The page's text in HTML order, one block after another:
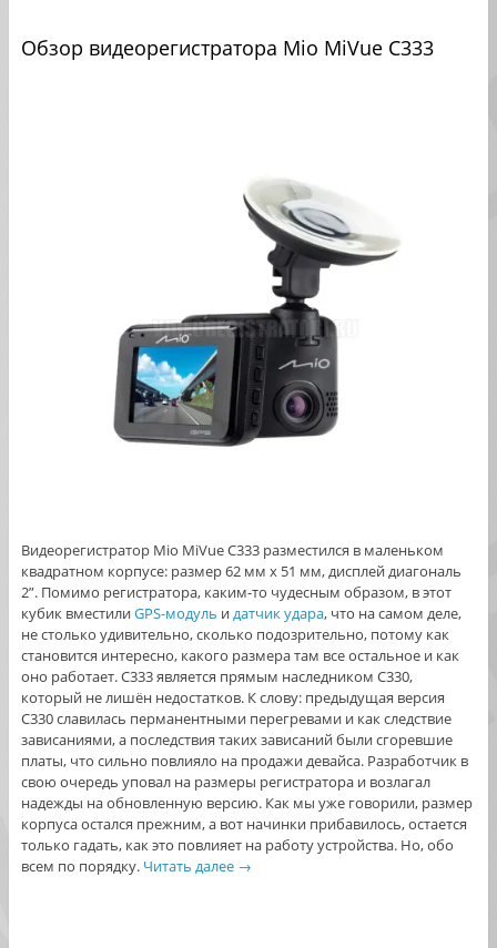
Обзор видеорегистратора Mio MiVue C333
Видеорегистратор Mio MiVue C333 разместился в маленьком
квадратном корпусе: размер 62 мм х 51 мм, дисплей диагональ
2”. Помимо регистратора, каким-то чудесным образом, в этот
кубик вместилиGPS-модуль идатчик удара, что на самом деле,
не столько удивительно, сколько подозрительно, потому как
становится интересно, какого размера там все остальное и как
оно работает. C333 является прямым наследником С330,
который не лишён недостатков. К слову: предыдущая версия
C330 славилась перманентными перегревами и как следствие
зависаниями, а последствия таких зависаний были сгоревшие
платы, что сильно повлияло на продажи девайса. Разработчик в
свою очередь уповал на размеры регистратора и возлагал
надежды на обновленную версию. Как мы уже говорили, размер
корпуса остался прежним, а вот начинки прибавилось, остается
только гадать, как это повлияет на работу устройства. Но, обо
всем по порядку. Читать далее →